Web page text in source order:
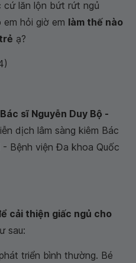
cứ lăn lộn bứt rứt ngủ
hỏi giờ em làm thế nào
ạ?
sĩ Nguyễn Duy Bộ -
dịch lâm sàng kiêm Bác
Bệnh viện Đa khoa Quốc
cải thiện giấc ngủ cho
sau:
triển bình thường. Bé